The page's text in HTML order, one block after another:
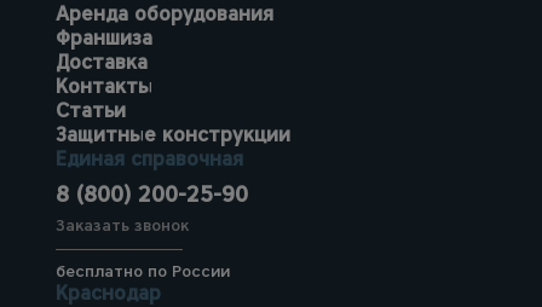
Аренда оборудования
Франшиза
Доставка
Контакты
Статьи
Защитные конструкции
Единая справочная
8 (800) 200-25-90
Заказать звонок
бесплатно по России
Краснодар